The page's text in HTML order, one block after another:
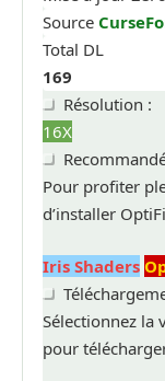
Source
Total DL
169
Résolution :
16X
Pour profiter
d’installer
Iris Shaders
Sélectionnez la
pour